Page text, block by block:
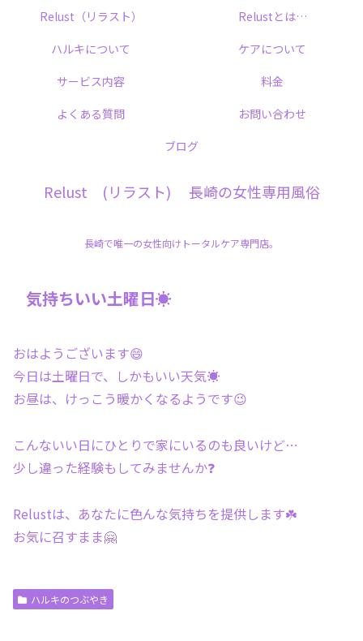
Relust (リラスト) 長崎の女性専用風俗
長崎で唯一の女性向けトータルケア専門店。
Relust（リラスト）
Relustとは…
ハルキについて
ケアについて
サービス内容
料金
よくある質問
お問い合わせ
ブログ
気持ちいい土曜日☀️
おはようございます😄
今日は土曜日で、しかもいい天気☀
お昼は、けっこう暖かくなるようです😉
こんないい日にひとりで家にいるのも良いけど…
少し違った経験もしてみませんか❓
Relustは、あなたに色んな気持ちを提供します☘️
お気に召すまま🤗
ハルキのつぶやき